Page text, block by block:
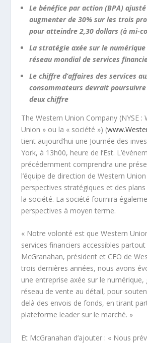
Le bénéfice par action (BPA)
augmenter de 30% sur les trois
pour atteindre 2,30 dollars (à mi-
La stratégie axée sur le
réseau mondial de services
Le chiffre d’affaires des services
consommateurs devrait
deux chiffre
The Western Union Company (NYSE :
Union » ou la « société ») (
tient aujourd’hui une Journée des
York, à 13h00, heure de l’Est.
précédemment comprendra une
l’équipe de direction de Western
perspectives stratégiques et des
la société. La société fournira
perspectives à moyen terme.
« Notre volonté est que Western
services financiers accessibles
McGranahan, président et CEO de
trois dernières années, nous avons
une entreprise axée sur le numérique,
réseau de vente au détail, pour
delà des envois de fonds, en tirant
plateforme leader sur le marché. »
Et McGranahan d’ajouter : « Nous